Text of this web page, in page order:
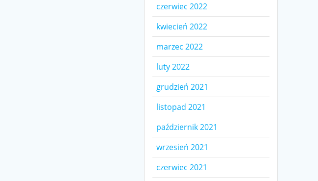
czerwiec 2022
kwiecień 2022
marzec 2022
luty 2022
grudzień 2021
listopad 2021
październik 2021
wrzesień 2021
czerwiec 2021